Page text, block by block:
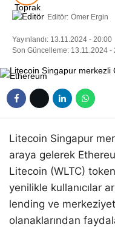
Editör: Ömer Ergin
Yayınlandı: 13.11.2024 - 20:00
Son Güncelleme: 13.11.2024 -
Litecoin Singapur
araya gelerek
Litecoin (WLTC)
yenilikle kullanıcılar
lending ve
olanaklarından